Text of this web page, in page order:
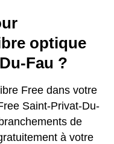
optique
Fau ?
Free dans votre
Saint-Privat-Du-
de
à votre